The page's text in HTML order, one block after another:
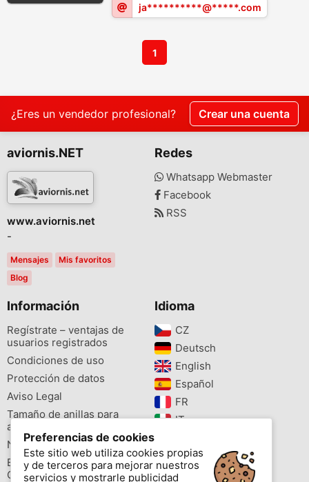
ja**********@*****.com
1
¿Eres un vendedor profesional? Crear una cuenta
aviornis.NET
www.aviornis.net
-
Mensajes
Mis favoritos
Blog
Redes
Whatsapp Webmaster
Facebook
RSS
Información
Regístrate – ventajas de
usuarios registrados
Condiciones de uso
Protección de datos
Aviso Legal
Tamaño de anillas para
aves
Newsletter
Buscador de especies
Cites
Idioma
CZ‎
Deutsch‎
English‎
Español‎
FR‎
IT‎
PL‎
PT‎
Preferencias de cookies
Este sitio web utiliza cookies propias
y de terceros para mejorar nuestros
servicios y mostrarle publicidad